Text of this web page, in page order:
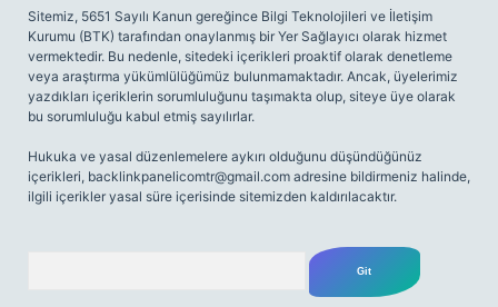
Sitemiz, 5651 Sayılı Kanun gereğince Bilgi Teknolojileri ve İletişim
Kurumu (BTK) tarafından onaylanmış bir Yer Sağlayıcı olarak hizmet
vermektedir. Bu nedenle, sitedeki içerikleri proaktif olarak denetleme
veya araştırma yükümlülüğümüz bulunmamaktadır. Ancak, üyelerimiz
yazdıkları içeriklerin sorumluluğunu taşımakta olup, siteye üye olarak
bu sorumluluğu kabul etmiş sayılırlar.
Hukuka ve yasal düzenlemelere aykırı olduğunu düşündüğünüz
içerikleri, backlinkpanelicomtr@gmail.com adresine bildirmeniz halinde,
ilgili içerikler yasal süre içerisinde sitemizden kaldırılacaktır.